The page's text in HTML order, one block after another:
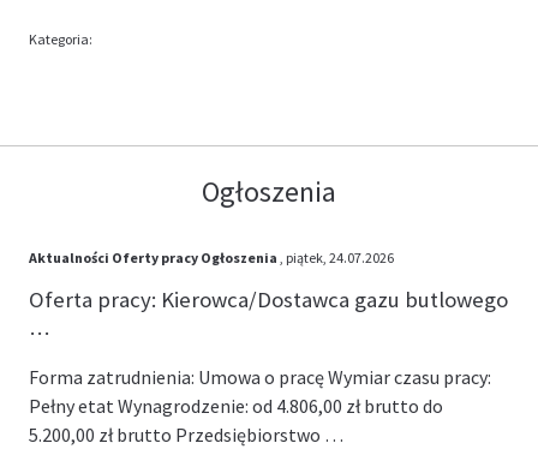
Kategoria:
Ogłoszenia
Aktualności Oferty pracy Ogłoszenia , piątek, 24.07.2026
Oferta pracy: Kierowca/Dostawca gazu butlowego
…
Forma zatrudnienia: Umowa o pracę Wymiar czasu pracy:
Pełny etat Wynagrodzenie: od 4.806,00 zł brutto do
5.200,00 zł brutto Przedsiębiorstwo …